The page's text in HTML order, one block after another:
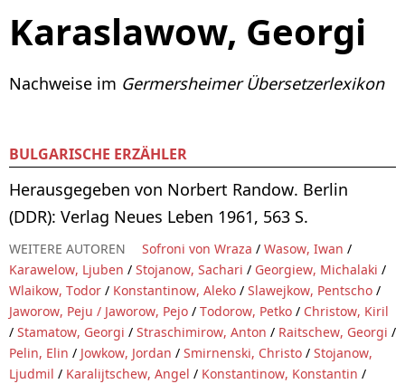
Karaslawow, Georgi
Nachweise im Germersheimer Übersetzerlexikon
BULGARISCHE ERZÄHLER
Herausgegeben von Norbert Randow. Berlin
(DDR): Verlag Neues Leben 1961, 563 S.
WEITERE AUTOREN Sofroni von Wraza / Wasow, Iwan /
Karawelow, Ljuben / Stojanow, Sachari / Georgiew, Michalaki /
Wlaikow, Todor / Konstantinow, Aleko / Slawejkow, Pentscho /
Jaworow, Peju / Jaworow, Pejo / Todorow, Petko / Christow, Kiril
/ Stamatow, Georgi / Straschimirow, Anton / Raitschew, Georgi /
Pelin, Elin / Jowkow, Jordan / Smirnenski, Christo / Stojanow,
Ljudmil / Karalijtschew, Angel / Konstantinow, Konstantin /